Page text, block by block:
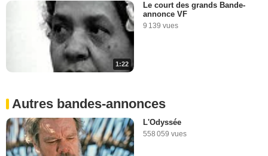
1:22
Le court des grands Bande-
annonce VF
9 139 vues
Autres bandes-annonces
L'Odyssée
558 059 vues